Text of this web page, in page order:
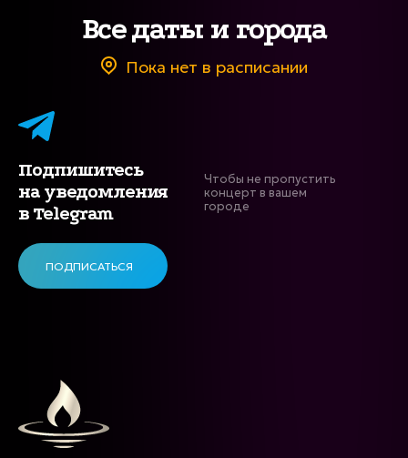
Все даты и города
Пока нет в расписании
Подпишитесь
на уведомления
в Telegram
Чтобы не пропустить
концерт в вашем
городе
ПОДПИСАТЬСЯ